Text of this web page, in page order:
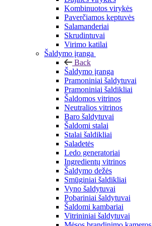
Kombinuotos virykės
Paverčiamos keptuvės
Salamanderiai
Skrudintuvai
Virimo katilai
Šaldymo įranga
Back
Šaldymo įranga
Pramoniniai šaldytuvai
Pramoniniai šaldikliai
Šaldomos vitrinos
Neutralios vitrinos
Baro šaldytuvai
Šaldomi stalai
Stalai šaldikliai
Saladetės
Ledo generatoriai
Ingredientų vitrinos
Šaldymo dežės
Smūginiai šaldikliai
Vyno šaldytuvai
Pobariniai šaldytuvai
Šaldomi kambariai
Vitrininiai šaldytuvai